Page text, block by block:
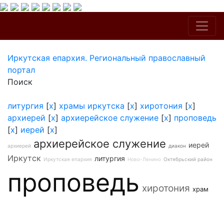
Иркутская епархия. Региональный православный
портал
Поиск
литургия [x] храмы иркутска [x] хиротония [x]
архиерей [x] архиерейское служение [x] проповедь
[x] иерей [x]
архиерей архиерейское служение диакон иерей
Иркутск Иркутская епархия литургия Ново-Ленино Октябрьский район
проповедь хиротония храм